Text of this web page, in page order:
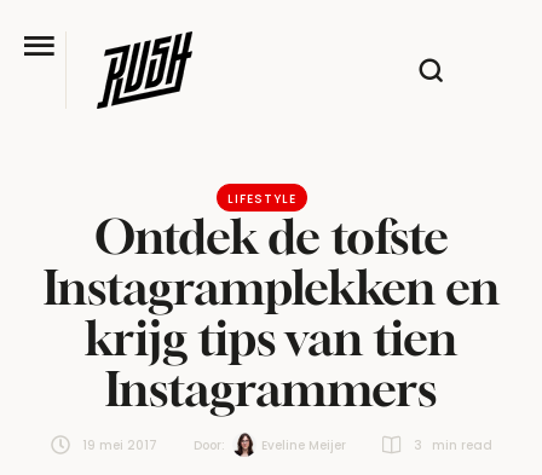
LIFESTYLE
Ontdek de tofste
Instagramplekken en
krijg tips van tien
Instagrammers
19 mei 2017 Door: Eveline Meijer 3 min read